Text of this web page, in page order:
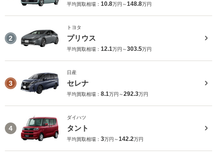
平均買取相場： 10.8万円～148.8万円
2
トヨタ
プリウス
平均買取相場： 12.1万円～303.5万円
3
日産
セレナ
平均買取相場： 8.1万円～292.3万円
4
ダイハツ
タント
平均買取相場： 3万円～142.2万円